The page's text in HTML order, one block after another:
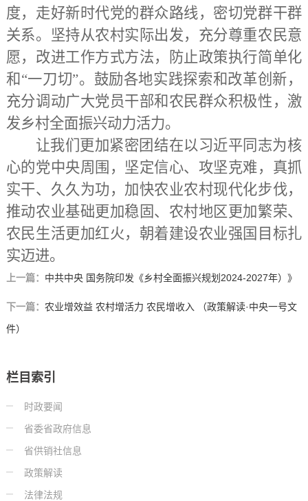
度，走好新时代党的群众路线，密切党群干群
关系。坚持从农村实际出发，充分尊重农民意
愿，改进工作方式方法，防止政策执行简单化
和“一刀切”。鼓励各地实践探索和改革创新，
充分调动广大党员干部和农民群众积极性，激
发乡村全面振兴动力活力。
让我们更加紧密团结在以习近平同志为核
心的党中央周围，坚定信心、攻坚克难，真抓
实干、久久为功，加快农业农村现代化步伐，
推动农业基础更加稳固、农村地区更加繁荣、
农民生活更加红火，朝着建设农业强国目标扎
实迈进。
上一篇： 中共中央 国务院印发《乡村全面振兴规划2024-2027年）》
下一篇： 农业增效益 农村增活力 农民增收入 （政策解读·中央一号文
件）
栏目索引
时政要闻
省委省政府信息
省供销社信息
政策解读
法律法规